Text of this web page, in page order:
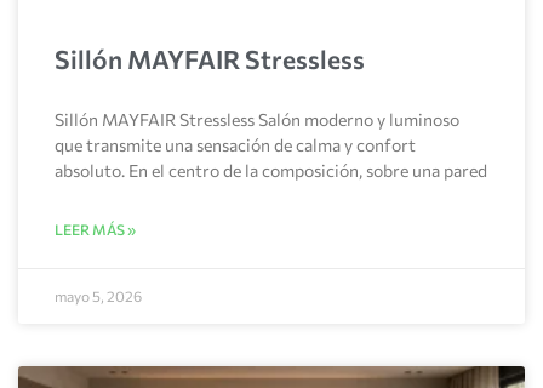
Sillón MAYFAIR Stressless
Sillón MAYFAIR Stressless Salón moderno y luminoso
que transmite una sensación de calma y confort
absoluto. En el centro de la composición, sobre una pared
LEER MÁS »
mayo 5, 2026